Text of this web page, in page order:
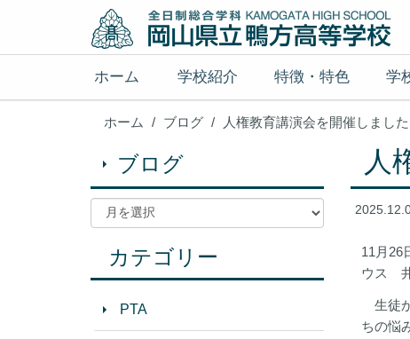
ホーム 学校紹介 特徴・特色 学
ホーム ブログ 人権教育講演会を開催しました
人
11月26
ウス 井
生徒
ちの悩
ブログ
カテゴリー
PTA